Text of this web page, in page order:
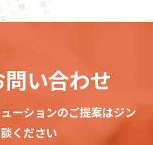
い合わせ
ーションのご提案はジン
ください